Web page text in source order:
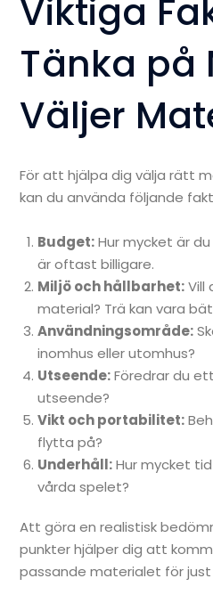
Viktiga
Tänka på
Väljer
För att hjälpa dig välja rätt
kan du använda följande
Budget:Hur mycket är
är oftast billigare.
Miljö och hållbarhet:Vill
material? Trä kan vara
Användningsområde:
inomhus eller utomhus?
Utseende:Föredrar du
utseende?
Vikt och portabilitet:
flytta på?
Underhåll:Hur mycket
vårda spelet?
Att göra en realistisk
punkter hjälper dig att
passande materialet för